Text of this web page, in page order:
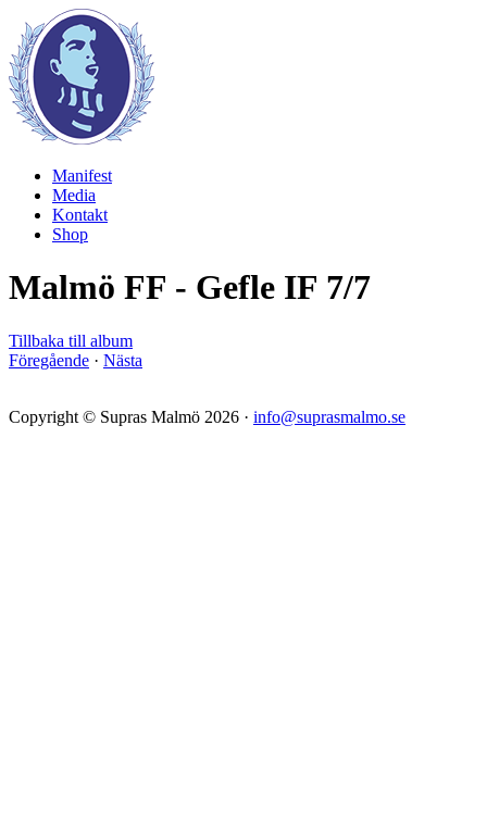
Manifest
Media
Kontakt
Shop
Malmö FF - Gefle IF 7/7
Tillbaka till album
Föregående · Nästa
Copyright © Supras Malmö 2026 · info@suprasmalmo.se